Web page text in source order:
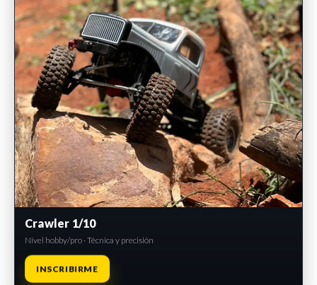
Crawler 1/10
Nivel hobby/pro · Técnica y precisión
INSCRIBIRME